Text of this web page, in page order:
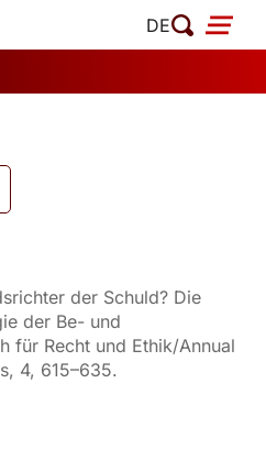
DE
der Schuld? Die
der Be- und
für Recht und Ethik/Annual
4, 615–635.